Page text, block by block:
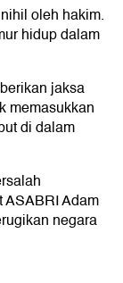
oleh hakim.
hidup dalam
jaksa
memasukkan
di dalam
ASABRI Adam
negara